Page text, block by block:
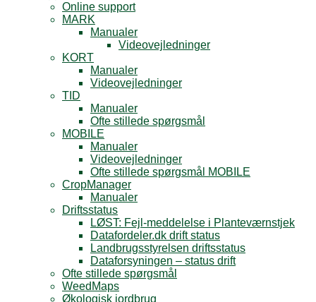
Online support
MARK
Manualer
Videovejledninger
KORT
Manualer
Videovejledninger
TID
Manualer
Ofte stillede spørgsmål
MOBILE
Manualer
Videovejledninger
Ofte stillede spørgsmål MOBILE
CropManager
Manualer
Driftsstatus
LØST: Fejl-meddelelse i Planteværnstjek
Datafordeler.dk drift status
Landbrugsstyrelsen driftsstatus
Dataforsyningen – status drift
Ofte stillede spørgsmål
WeedMaps
Økologisk jordbrug